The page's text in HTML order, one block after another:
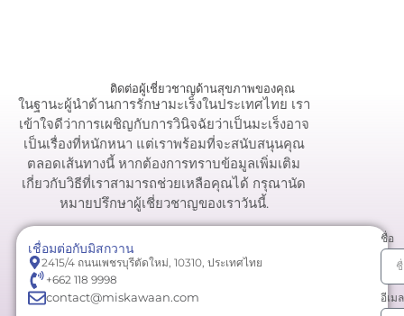
ติดต่อผู้เชี่ยวชาญด้านสุขภาพของคุณ
ในฐานะผู้นำด้านการรักษามะเร็งในประเทศไทย เรา
เข้าใจดีว่าการเผชิญกับการวินิจฉัยว่าเป็นมะเร็งอาจ
เป็นเรื่องที่หนักหนา แต่เราพร้อมที่จะสนับสนุนคุณ
ตลอดเส้นทางนี้ หากต้องการทราบข้อมูลเพิ่มเติม
เกี่ยวกับวิธีที่เราสามารถช่วยเหลือคุณได้ กรุณานัด
หมายปรึกษาผู้เชี่ยวชาญของเราวันนี้.
เชื่อมต่อกับมิสกวาน
2415/4 ถนนเพชรบุรีตัดใหม่, 10310, ประเทศไทย
+662 118 9998
contact@miskawaan.com
ชื่อ
อีเมล